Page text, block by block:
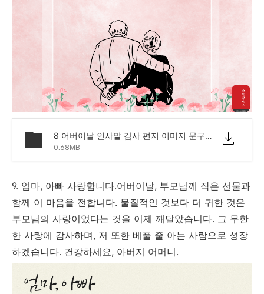
8 어버이날 인사말 감사 편지 이미지 문구.png
0.68MB
9. 엄마, 아빠 사랑합니다.어버이날, 부모님께 작은 선물과
함께 이 마음을 전합니다. 물질적인 것보다 더 귀한 것은
부모님의 사랑이었다는 것을 이제 깨달았습니다. 그 무한
한 사랑에 감사하며, 저 또한 베풀 줄 아는 사람으로 성장
하겠습니다. 건강하세요, 아버지 어머니.